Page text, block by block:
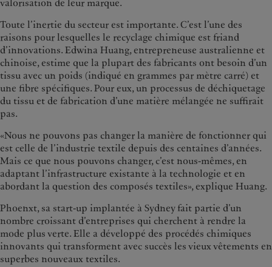
valorisation de leur marque.
Toute l’inertie du secteur est importante. C’est l’une des
raisons pour lesquelles le recyclage chimique est friand
d’innovations. Edwina Huang, entrepreneuse australienne et
chinoise, estime que la plupart des fabricants ont besoin d’un
tissu avec un poids (indiqué en grammes par mètre carré) et
une fibre spécifiques. Pour eux, un processus de déchiquetage
du tissu et de fabrication d’une matière mélangée ne suffirait
pas.
«Nous ne pouvons pas changer la manière de fonctionner qui
est celle de l’industrie textile depuis des centaines d’années.
Mais ce que nous pouvons changer, c’est nous-mêmes, en
adaptant l’infrastructure existante à la technologie et en
abordant la question des composés textiles», explique Huang.
Phoenxt, sa start-up implantée à Sydney fait partie d’un
nombre croissant d’entreprises qui cherchent à rendre la
mode plus verte. Elle a développé des procédés chimiques
innovants qui transforment avec succès les vieux vêtements en
superbes nouveaux textiles.